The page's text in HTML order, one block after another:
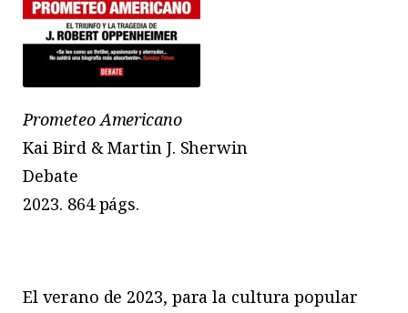
Prometeo Americano
Kai Bird & Martin J. Sherwin
Debate
2023. 864 págs.
El verano de 2023, para la cultura popular